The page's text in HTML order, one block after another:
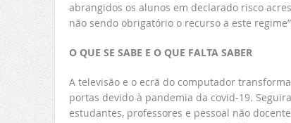
abrangidos os alunos em declarado risco
não sendo obrigatório o recurso a este
O QUE SE SABE E O QUE FALTA SABER
A televisão e o ecrã do computador
portas devido à pandemia da covid-19.
estudantes, professores e pessoal não